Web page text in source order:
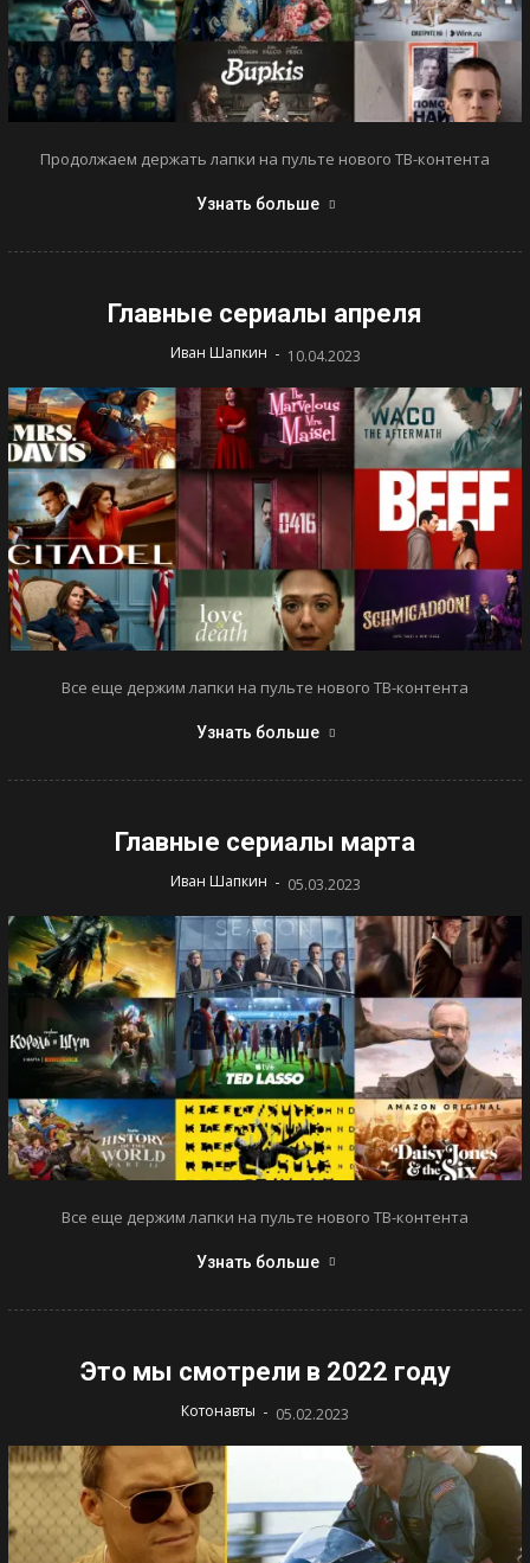
Продолжаем держать лапки на пульте нового ТВ-контента
Узнать больше
Главные сериалы апреля
Иван Шапкин - 10.04.2023
Все еще держим лапки на пульте нового ТВ-контента
Узнать больше
Главные сериалы марта
Иван Шапкин - 05.03.2023
Все еще держим лапки на пульте нового ТВ-контента
Узнать больше
Это мы смотрели в 2022 году
Котонавты - 05.02.2023